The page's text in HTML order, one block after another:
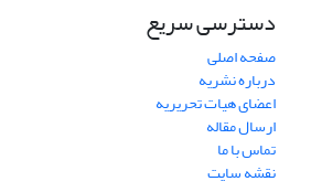
دسترسی سریع
صفحه اصلی
درباره نشریه
اعضای هیات تحریریه
ارسال مقاله
تماس با ما
نقشه سایت